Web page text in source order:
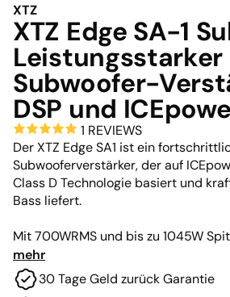
XTZ
XTZ Edge SA-1
Leistungsstarker
Subwoofer-
DSP und
1 REVIEWS
Der XTZ Edge SA1 ist ein
Subwooferverstärker, der auf
Class D Technologie basiert und
Bass liefert.
Mit 700WRMS und bis zu 1045W
Modelle wie den SUB12.17Edge oder
SUB1X12Edge mit beeindruckender
mehr
30 Tage Geld zurück Garantie